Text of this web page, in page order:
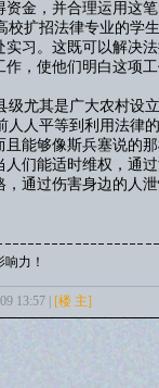
资金，并合理运用这
扩招法律专业的学
实习。这既可以解决
作，使他们明白这项
尤其是广大农村设
人平等到利用法律
且能够像斯兵塞说的
人们能适时维权，通
，通过伤害身边的人
力！
13:57 | [楼 主]